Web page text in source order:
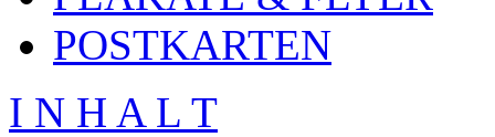
POSTKARTEN
I N H A L T